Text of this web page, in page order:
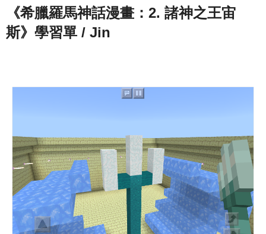
《希臘羅馬神話漫畫：2. 諸神之王宙
斯》學習單 / Jin